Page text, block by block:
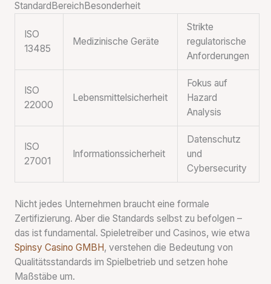
StandardBereichBesonderheit
ISO
13485
Medizinische Geräte
Strikte
regulatorische
Anforderungen
ISO
22000
Lebensmittelsicherheit
Fokus auf
Hazard
Analysis
ISO
27001
Informationssicherheit
Datenschutz
und
Cybersecurity
Nicht jedes Unternehmen braucht eine formale
Zertifizierung. Aber die Standards selbst zu befolgen –
das ist fundamental. Spieletreiber und Casinos, wie etwa
Spinsy Casino GMBH, verstehen die Bedeutung von
Qualitätsstandards im Spielbetrieb und setzen hohe
Maßstäbe um.